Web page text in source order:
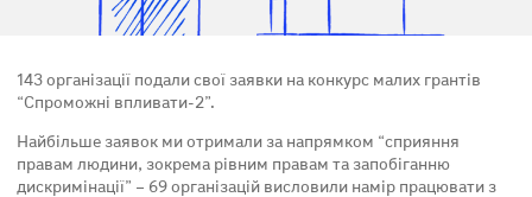
143 організації подали свої заявки на конкурс малих грантів
“Спроможні впливати-2”.
Найбільше заявок ми отримали за напрямком “сприяння
правам людини, зокрема рівним правам та запобіганню
дискримінації” – 69 організацій висловили намір працювати з